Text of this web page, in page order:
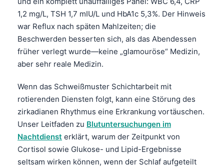
1,2 mg/L, TSH 1,7 mIU/L und HbA1c 5,3%. Der Hinweis
war Reflux nach späten Mahlzeiten; die
Beschwerden besserten sich, als das Abendessen
früher verlegt wurde—keine „glamouröse“ Medizin,
aber sehr reale Medizin.
Wenn das Schweißmuster Schichtarbeit mit
rotierenden Diensten folgt, kann eine Störung des
zirkadianen Rhythmus eine Erkrankung vortäuschen.
Unser Leitfaden zu Blutuntersuchungen im
Nachtdienst erklärt, warum der Zeitpunkt von
Cortisol sowie Glukose- und Lipid-Ergebnisse
seltsam wirken können, wenn der Schlaf aufgeteilt